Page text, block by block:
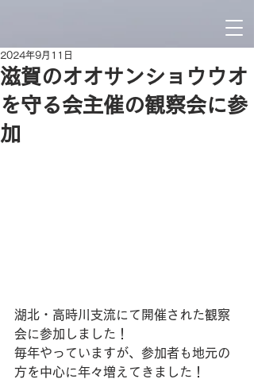
滋賀のオオサンショウウオ
を守る会主催の観察会に参
加
2024年9月11日
湖北・高時川支流にて開催された観察
会に参加しました！
毎年やっていますが、参加者も地元の
方を中心に年々増えてきました！